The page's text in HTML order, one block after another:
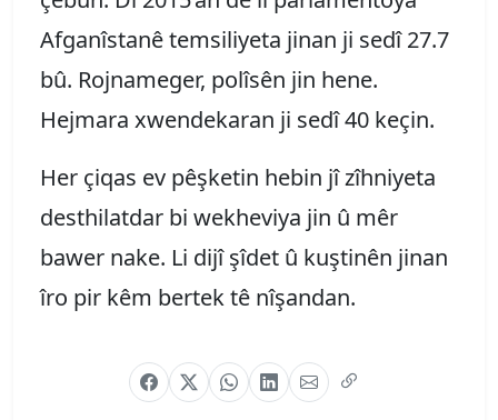
Afganîstanê temsiliyeta jinan ji sedî 27.7
bû. Rojnameger, polîsên jin hene.
Hejmara xwendekaran ji sedî 40 keçin.
Her çiqas ev pêşketin hebin jî zîhniyeta
desthilatdar bi wekheviya jin û mêr
bawer nake. Li dijî şîdet û kuştinên jinan
îro pir kêm bertek tê nîşandan.